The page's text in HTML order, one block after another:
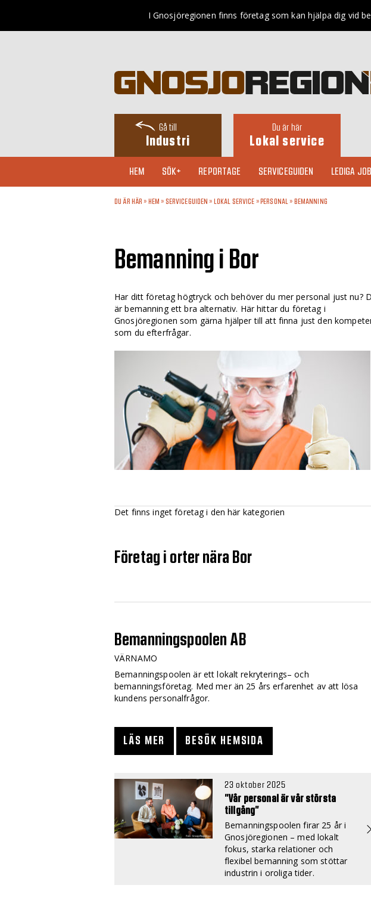
I Gnosjöregionen finns företag som kan hjälpa dig vid
Gå till
Industri
Du är här
Lokal service
HEM SÖK+ REPORTAGE SERVICEGUIDEN LEDIGA
DU ÄR HÄR » HEM » SERVICEGUIDEN » LOKAL SERVICE » PERSONAL » BEMANNING
Bemanning i Bor
Har ditt företag högtryck och behöver du mer personal just nu?
är bemanning ett bra alternativ. Här hittar du företag i
Gnosjöregionen som gärna hjälper till att finna just den
som du efterfrågar.
Det finns inget företag i den här kategorien
Företag i orter nära Bor
Bemanningspoolen AB
VÄRNAMO
Bemanningspoolen är ett lokalt rekryterings– och
bemanningsföretag. Med mer än 25 års erfarenhet av att lösa
kundens personalfrågor.
LÄS MER BESÖK HEMSIDA
23 oktober 2025
”Vår personal är vår största
tillgång”
Bemanningspoolen firar 25 år i
Gnosjöregionen – med lokalt
fokus, starka relationer och
flexibel bemanning som stöttar
industrin i oroliga tider.